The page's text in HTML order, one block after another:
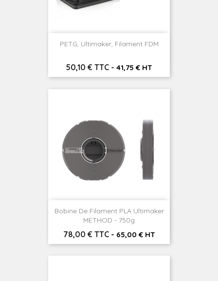
PETG, Ultimaker, Filament FDM
Prix
50,10 € TTC - 41,75 € HT
Bobine De Filament PLA Ultimaker
METHOD - 750g
Prix
78,00 € TTC - 65,00 € HT